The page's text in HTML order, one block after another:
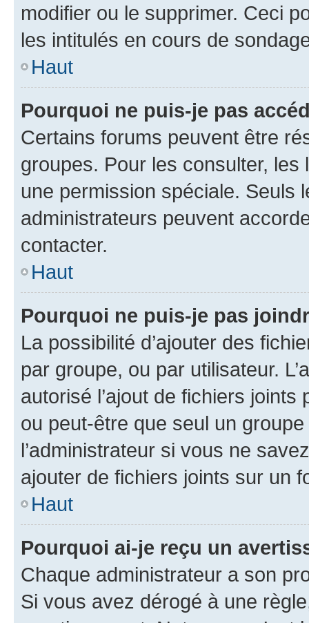
modifier ou le supprimer. Ceci
les intitulés en cours de
Haut
Pourquoi ne puis-je pas
Certains forums peuvent être
groupes. Pour les consulter,
une permission spéciale. Seuls
administrateurs peuvent
contacter.
Haut
Pourquoi ne puis-je pas
La possibilité d’ajouter des
par groupe, ou par utilisateur.
autorisé l’ajout de fichiers
ou peut-être que seul un
l’administrateur si vous ne
ajouter de fichiers joints sur un
Haut
Pourquoi ai-je reçu un
Chaque administrateur a son
Si vous avez dérogé à une